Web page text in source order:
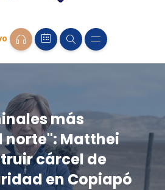
más
norte": Matthei
cárcel de
en Copiapó